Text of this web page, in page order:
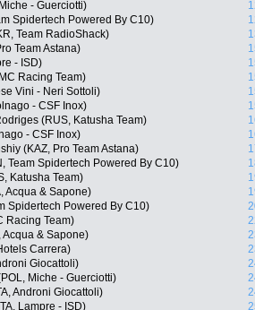
- Guerciotti)
Spidertech Powered By C10)
Team RadioShack)
Team Astana)
- ISD)
Racing Team)
Vini - Neri Sottoli)
- CSF Inox)
(RUS, Katusha Team)
- CSF Inox)
(KAZ, Pro Team Astana)
Team Spidertech Powered By C10)
Katusha Team)
Acqua & Sapone)
Spidertech Powered By C10)
Racing Team)
Acqua & Sapone)
Carrera)
Giocattoli)
Miche - Guerciotti)
Androni Giocattoli)
Lampre - ISD)